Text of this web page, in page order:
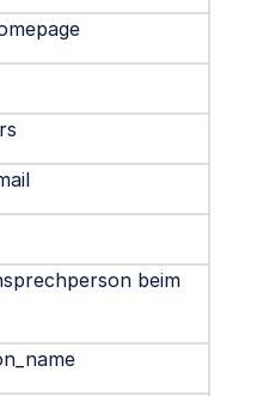
beim